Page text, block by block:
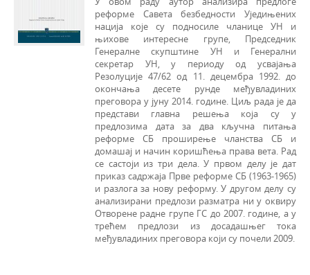
реформе Савета безбедности Уједињених
нација које су подносиле чланице УН и
њихове интересне групе, Председник
Генералне скупштине УН и Генерални
секретар УН, у периоду од усвајања
Резолуције 47/62 од 11. децембра 1992. до
окончања десете рунде међувладиних
преговора у јуну 2014. године. Циљ рада је да
представи главна решења која су у
предлозима дата за два кључна питања
реформе СБ проширење чланства СБ и
домашај и начин коришћења права вета. Рад
се састоји из три дела. У првом делу је дат
приказ садржаја Прве реформе СБ (1963-1965)
и разлога за нову рефор­му. У другом делу су
анализирани предлози разматра ни у оквиру
Отворене радне групе ГС до 2007. године, а у
трећем предлози из досадашњег тока
међувладиних преговора који су почели 2009.